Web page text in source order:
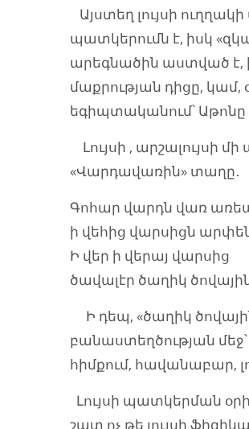
Այստեղ լույսի
պատկերումն է, իսկ
արեգնածին աստված է,
մաքրության դիցը,
եգիպտականում՝ Աթոնը
Լույսի , արշալույսի
«Վարդավառին» տաղը․
Գոհար վարդն վառ
ի վեհից վարսիցն
Ի վեր ի վերայ վարսից
ծավալէր ծաղիկ
Ի դեպ, «ծաղիկ
բանաստեղծության
հիմքում, հավանաբար,
Լույսի պատկերման
շատ ոչ թե լույսի